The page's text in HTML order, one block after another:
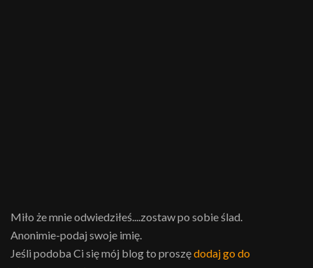
Miło że mnie odwiedziłeś....zostaw po sobie ślad.
Anonimie-podaj swoje imię.
Jeśli podoba Ci się mój blog to proszędodaj go do